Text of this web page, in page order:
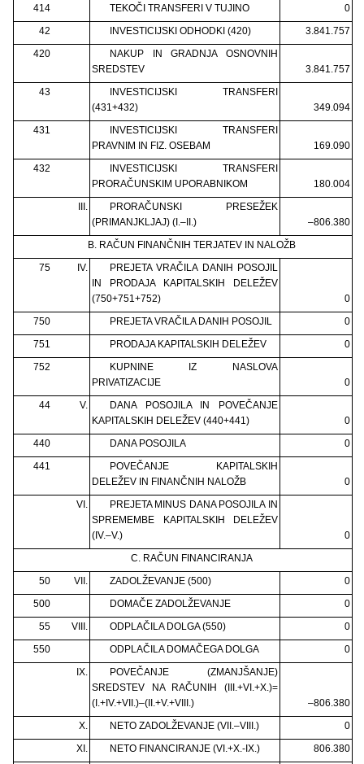
414 TEKOČI TRANSFERI V TUJINO
0
42
INVESTICIJSKI ODHODKI (420)
3.841.757
420
NAKUP IN GRADNJA OSNOVNIH
SREDSTEV
3.841.757
43
INVESTICIJSKI TRANSFERI
(431+432)
349.094
431
INVESTICIJSKI TRANSFERI
PRAVNIM IN FIZ. OSEBAM
169.090
432
INVESTICIJSKI TRANSFERI
PRORAČUNSKIM UPORABNIKOM
180.004
III.
PRORAČUNSKI PRESEŽEK
(PRIMANJKLJAJ) (I.–II.)
–806.380
B. RAČUN FINANČNIH TERJATEV IN NALOŽB
75
IV.
PREJETA VRAČILA DANIH POSOJIL
IN PRODAJA KAPITALSKIH DELEŽEV
(750+751+752)
0
750
PREJETA VRAČILA DANIH POSOJIL
0
751
PRODAJA KAPITALSKIH DELEŽEV
0
752
KUPNINE IZ NASLOVA
PRIVATIZACIJE
0
44
V.
DANA POSOJILA IN POVEČANJE
KAPITALSKIH DELEŽEV (440+441)
0
440
DANA POSOJILA
0
441
POVEČANJE KAPITALSKIH
DELEŽEV IN FINANČNIH NALOŽB
0
VI.
PREJETA MINUS DANA POSOJILA IN
SPREMEMBE KAPITALSKIH DELEŽEV
(IV.–V.)
0
C. RAČUN FINANCIRANJA
50
VII. ZADOLŽEVANJE (500)
0
500
DOMAČE ZADOLŽEVANJE
0
55
VIII. ODPLAČILA DOLGA (550)
0
550
ODPLAČILA DOMAČEGA DOLGA
0
IX.
POVEČANJE (ZMANJŠANJE)
SREDSTEV NA RAČUNIH (III.+VI.+X.)=
(I.+IV.+VII.)–(II.+V.+VIII.)
–806.380
X.
NETO ZADOLŽEVANJE (VII.–VIII.)
0
XI.
NETO FINANCIRANJE (VI.+X.-IX.)
806.380